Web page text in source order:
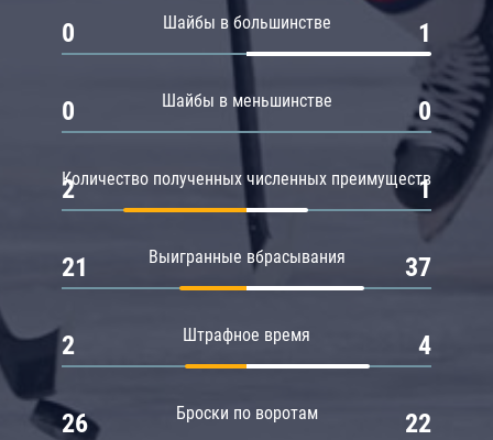
Шайбы в большинстве
0 1
Шайбы в меньшинстве
0 0
Количество полученных численных преимуществ
2 1
Выигранные вбрасывания
21 37
Штрафное время
2 4
Броски по воротам
26 22